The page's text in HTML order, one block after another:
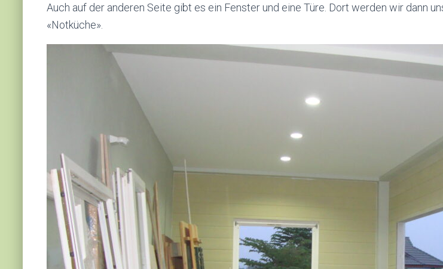
Auch auf der anderen Seite gibt es ein Fenster und eine Türe. Dort werden wir dann
«Notküche».